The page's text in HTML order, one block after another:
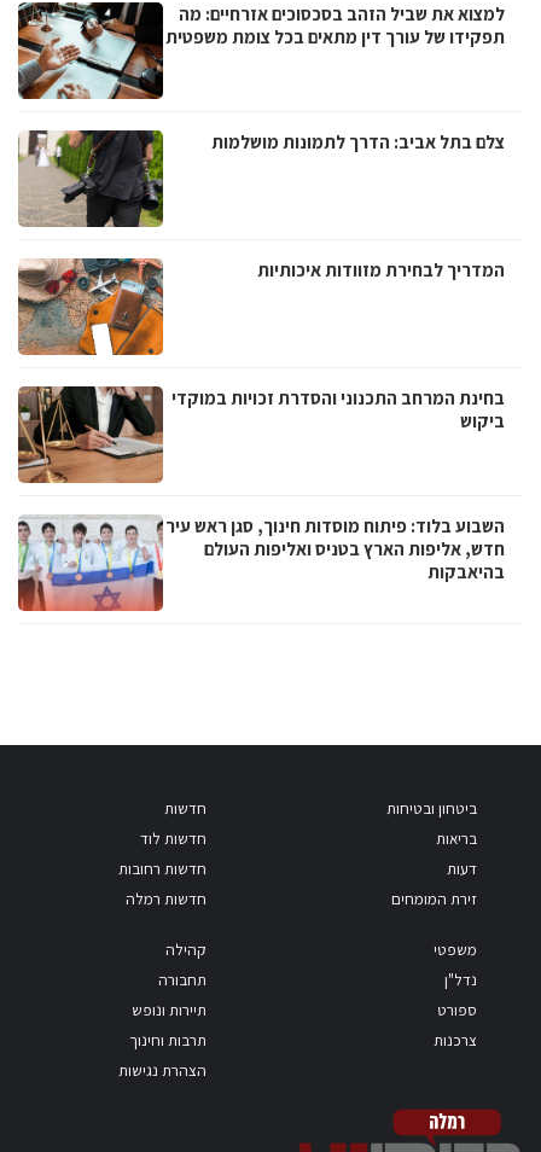
למצוא את שביל הזהב בסכסוכים אזרחיים: מה
תפקידו של עורך דין מתאים בכל צומת משפטית
צלם בתל אביב: הדרך לתמונות מושלמות
המדריך לבחירת מזוודות איכותיות
בחינת המרחב התכנוני והסדרת זכויות במוקדי
ביקוש
השבוע בלוד: פיתוח מוסדות חינוך, סגן ראש עיר
חדש, אליפות הארץ בטניס ואליפות העולם
בהיאבקות
ביטחון ובטיחות
בריאות
דעות
זירת המומחים
חדשות
חדשות לוד
חדשות רחובות
חדשות רמלה
משפטי
נדל"ן
ספורט
צרכנות
קהילה
תחבורה
תיירות ונופש
תרבות וחינוך
הצהרת נגישות